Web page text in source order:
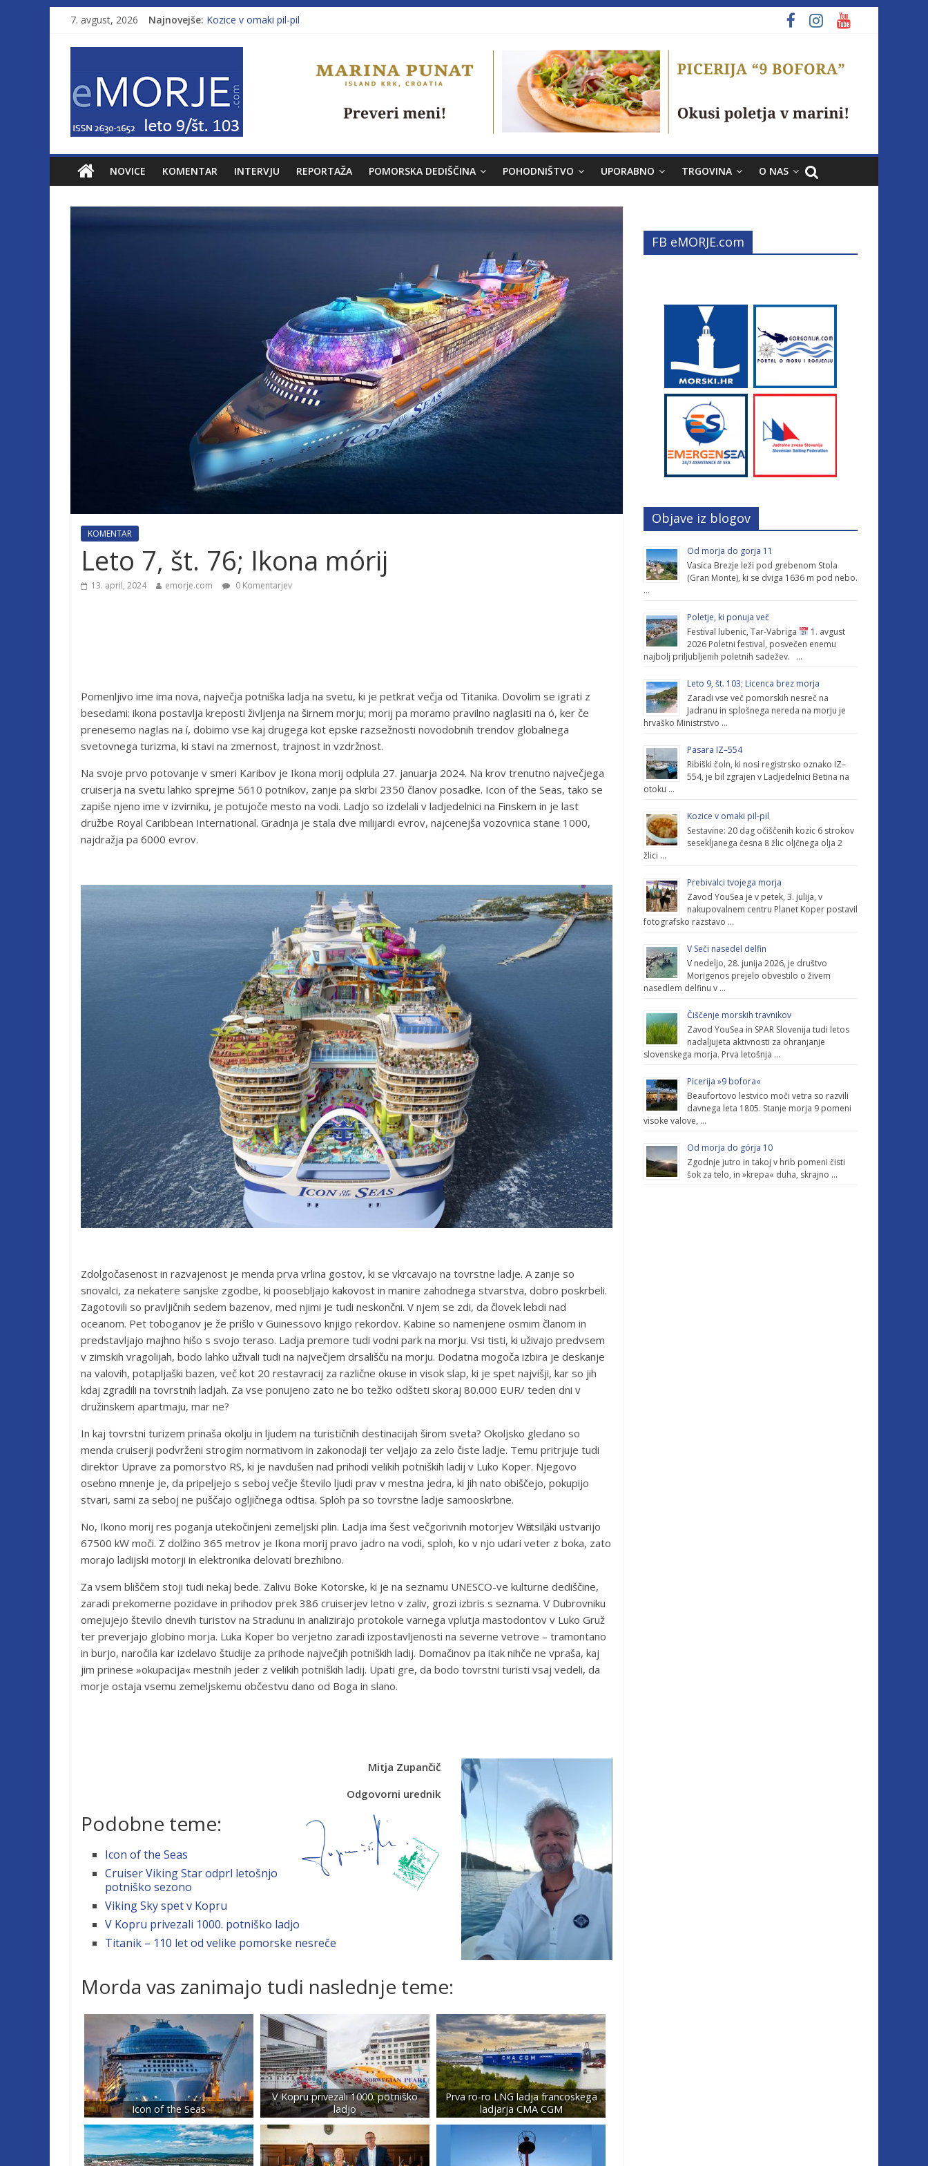
7. avgust, 2026 Najnovejše: Kozice v omaki pil-pil
Od morja do gorja 11
Poletje, ki ponuja več
NOVICE KOMENTAR INTERVJU REPORTAŽA POMORSKA DEDIŠČINA POHODNIŠTVO UPORABNO TRGOVINA O NAS
KOMENTAR
Leto 7, št. 76; Ikona mórij
13. april, 2024 emorje.com 0 Komentarjev
Pomenljivo ime ima nova, največja potniška ladja na svetu, ki je petkrat večja od Titanika. Dovolim se igrati z
besedami: ikona postavlja kreposti življenja na širnem morju; morij pa moramo pravilno naglasiti na ó, ker če
prenesemo naglas na í, dobimo vse kaj drugega kot epske razsežnosti novodobnih trendov globalnega
svetovnega turizma, ki stavi na zmernost, trajnost in vzdržnost.
Na svoje prvo potovanje v smeri Karibov je Ikona morij odplula 27. januarja 2024. Na krov trenutno največjega
cruiserja na svetu lahko sprejme 5610 potnikov, zanje pa skrbi 2350 članov posadke. Icon of the Seas, tako se
zapiše njeno ime v izvirniku, je potujoče mesto na vodi. Ladjo so izdelali v ladjedelnici na Finskem in je last
družbe Royal Caribbean International. Gradnja je stala dve milijardi evrov, najcenejša vozovnica stane 1000,
najdražja pa 6000 evrov.
Zdolgočasenost in razvajenost je menda prva vrlina gostov, ki se vkrcavajo na tovrstne ladje. A zanje so
snovalci, za nekatere sanjske zgodbe, ki poosebljajo kakovost in manire zahodnega stvarstva, dobro poskrbeli.
Zagotovili so pravljičnih sedem bazenov, med njimi je tudi neskončni. V njem se zdi, da človek lebdi nad
oceanom. Pet toboganov je že prišlo v Guinessovo knjigo rekordov. Kabine so namenjene osmim članom in
predstavljajo majhno hišo s svojo teraso. Ladja premore tudi vodni park na morju. Vsi tisti, ki uživajo predvsem
v zimskih vragolijah, bodo lahko uživali tudi na največjem drsališču na morju. Dodatna mogoča izbira je deskanje
na valovih, potapljaški bazen, več kot 20 restavracij za različne okuse in visok slap, ki je spet najvišji, kar so jih
kdaj zgradili na tovrstnih ladjah. Za vse ponujeno zato ne bo težko odšteti skoraj 80.000 EUR/ teden dni v
družinskem apartmaju, mar ne?
In kaj tovrstni turizem prinaša okolju in ljudem na turističnih destinacijah širom sveta? Okoljsko gledano so
menda cruiserji podvrženi strogim normativom in zakonodaji ter veljajo za zelo čiste ladje. Temu pritrjuje tudi
direktor Uprave za pomorstvo RS, ki je navdušen nad prihodi velikih potniških ladij v Luko Koper. Njegovo
osebno mnenje je, da pripeljejo s seboj večje število ljudi prav v mestna jedra, ki jih nato obiščejo, pokupijo
stvari, sami za seboj ne puščajo ogljičnega odtisa. Sploh pa so tovrstne ladje samooskrbne.
No, Ikono morij res poganja utekočinjeni zemeljski plin. Ladja ima šest večgorivnih motorjev Wӓrtsilӓ, ki ustvarijo
67500 kW moči. Z dolžino 365 metrov je Ikona morij pravo jadro na vodi, sploh, ko v njo udari veter z boka, zato
morajo ladijski motorji in elektronika delovati brezhibno.
Za vsem bliščem stoji tudi nekaj bede. Zalivu Boke Kotorske, ki je na seznamu UNESCO-ve kulturne dediščine,
zaradi prekomerne pozidave in prihodov prek 386 cruiserjev letno v zaliv, grozi izbris s seznama. V Dubrovniku
omejujejo število dnevih turistov na Stradunu in analizirajo protokole varnega vplutja mastodontov v Luko Gruž
ter preverjajo globino morja. Luka Koper bo verjetno zaradi izpostavljenosti na severne vetrove – tramontano
in burjo, naročila kar izdelavo študije za prihode največjih potniških ladij. Domačinov pa itak nihče ne vpraša, kaj
jim prinese »okupacija« mestnih jeder z velikih potniških ladij. Upati gre, da bodo tovrstni turisti vsaj vedeli, da
morje ostaja vsemu zemeljskemu občestvu dano od Boga in slano.
Mitja Zupančič
Odgovorni urednik
Podobne teme:
Icon of the Seas
Cruiser Viking Star odprl letošnjo
potniško sezono
Viking Sky spet v Kopru
V Kopru privezali 1000. potniško ladjo
Titanik – 110 let od velike pomorske nesreče
Morda vas zanimajo tudi naslednje teme:
Icon of the Seas
V Kopru privezali 1000. potniško
ladjo
Prva ro-ro LNG ladja francoskega
ladjarja CMA CGM
FB eMORJE.com
Objave iz blogov
Od morja do gorja 11
Vasica Brezje leži pod grebenom Stola
(Gran Monte), ki se dviga 1636 m pod nebo.
…
Poletje, ki ponuja več
Festival lubenic, Tar-Vabriga
1. avgust
2026 Poletni festival, posvečen enemu
najbolj priljubljenih poletnih sadežev. …
Leto 9, št. 103; Licenca brez morja
Zaradi vse več pomorskih nesreč na
Jadranu in splošnega nereda na morju je
hrvaško Ministrstvo …
Pasara IZ–554
Ribiški čoln, ki nosi registrsko oznako IZ–
554, je bil zgrajen v Ladjedelnici Betina na
otoku …
Kozice v omaki pil-pil
Sestavine: 20 dag očiščenih kozic 6 strokov
sesekljanega česna 8 žlic oljčnega olja 2
žlici …
Prebivalci tvojega morja
Zavod YouSea je v petek, 3. julija, v
nakupovalnem centru Planet Koper postavil
fotografsko razstavo …
V Seči nasedel delfin
V nedeljo, 28. junija 2026, je društvo
Morigenos prejelo obvestilo o živem
nasedlem delfinu v …
Čiščenje morskih travnikov
Zavod YouSea in SPAR Slovenija tudi letos
nadaljujeta aktivnosti za ohranjanje
slovenskega morja. Prva letošnja …
Picerija »9 bofora«
Beaufortovo lestvico moči vetra so razvili
davnega leta 1805. Stanje morja 9 pomeni
visoke valove, …
Od morja do górja 10
Zgodnje jutro in takoj v hrib pomeni čisti
šok za telo, in »krepa« duha, skrajno …